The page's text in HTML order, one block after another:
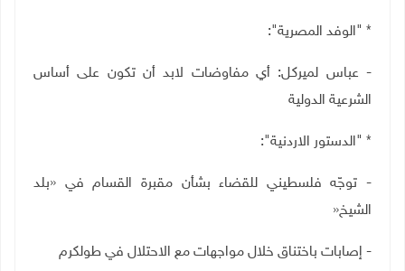
* "الوفد المصرية":
- عباس لميركل: أي مفاوضات لابد أن تكون على أساس
الشرعية الدولية
* "الدستور الاردنية":
- توجّه فلسطيني للقضاء بشأن مقبرة القسام في «بلد
الشيخ»
- إصابات باختناق خلال مواجهات مع الاحتلال في طولكرم